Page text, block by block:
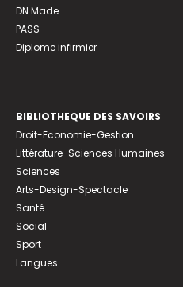
DN Made
PASS
Diplome infirmier
BIBLIOTHEQUE DES SAVOIRS
Droit-Economie-Gestion
Littérature-Sciences Humaines
Sciences
Arts-Design-Spectacle
Santé
Social
Sport
Langues